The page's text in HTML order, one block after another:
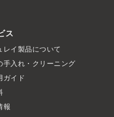
ス
レイ製品について
手入れ・クリーニング
ガイド
報